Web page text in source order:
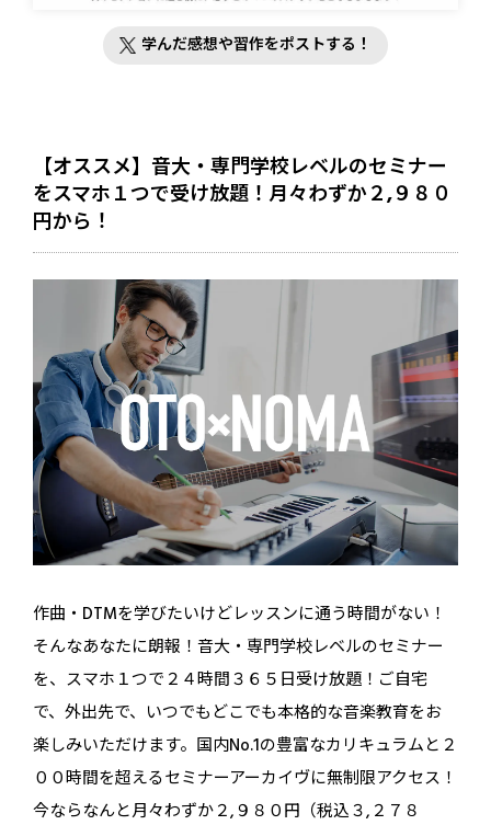
学んだ感想や習作をポストする！
【オススメ】音大・専門学校レベルのセミナー
をスマホ１つで受け放題！月々わずか２,９８０
円から！
作曲・DTMを学びたいけどレッスンに通う時間がない！
そんなあなたに朗報！音大・専門学校レベルのセミナー
を、スマホ１つで２４時間３６５日受け放題！ご自宅
で、外出先で、いつでもどこでも本格的な音楽教育をお
楽しみいただけます。国内No.1の豊富なカリキュラムと２
００時間を超えるセミナーアーカイヴに無制限アクセス！
今ならなんと月々わずか２,９８０円（税込３,２７８